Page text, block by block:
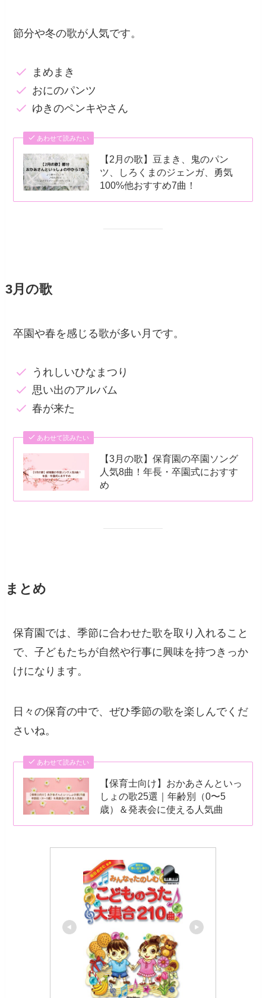
節分や冬の歌が人気です。
まめまき
おにのパンツ
ゆきのペンキやさん
あわせて読みたい
【2月の歌】豆まき、鬼のパン
ツ、しろくまのジェンガ、勇気
100%他おすすめ7曲！
3月の歌
卒園や春を感じる歌が多い月です。
うれしいひなまつり
思い出のアルバム
春が来た
あわせて読みたい
【3月の歌】保育園の卒園ソング
人気8曲！年長・卒園式におすす
め
まとめ
保育園では、季節に合わせた歌を取り入れること
で、子どもたちが自然や行事に興味を持つきっか
けになります。
日々の保育の中で、ぜひ季節の歌を楽しんでくだ
さいね。
あわせて読みたい
【保育士向け】おかあさんといっ
しょの歌25選｜年齢別（0〜5
歳）＆発表会に使える人気曲